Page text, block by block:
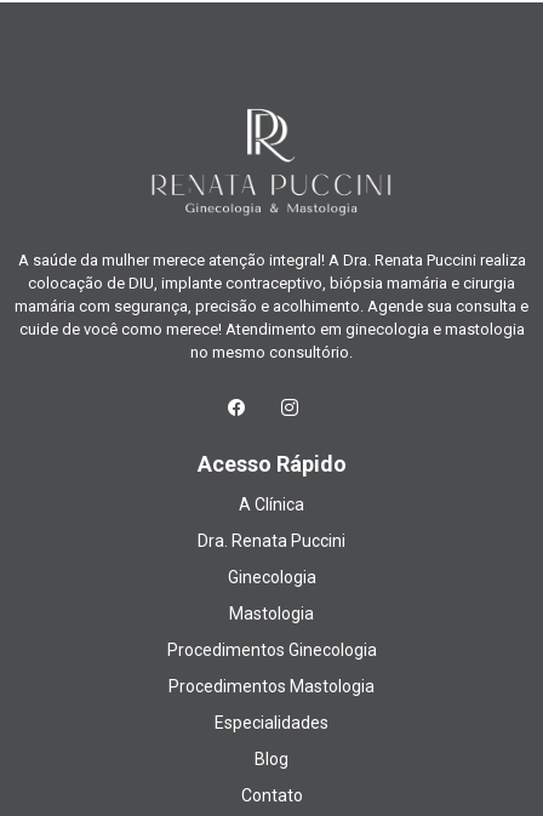
A saúde da mulher merece atenção integral! A Dra. Renata Puccini realiza
colocação de DIU, implante contraceptivo, biópsia mamária e cirurgia
mamária com segurança, precisão e acolhimento. Agende sua consulta e
cuide de você como merece! Atendimento em ginecologia e mastologia
no mesmo consultório.
Acesso Rápido
A Clínica
Dra. Renata Puccini
Ginecologia
Mastologia
Procedimentos Ginecologia
Procedimentos Mastologia
Especialidades
Blog
Contato